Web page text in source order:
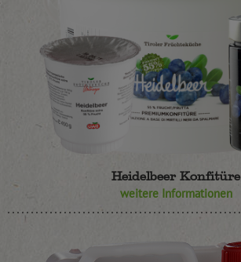
Heidelbeer Konfitüre
weitere Informationen